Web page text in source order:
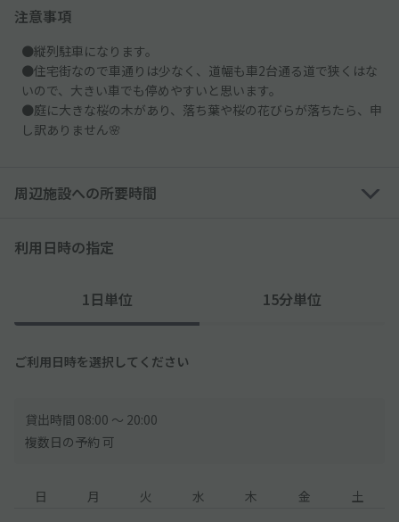
注意事項
●縦列駐車になります。
●住宅街なので車通りは少なく、道幅も車2台通る道で狭くはな
いので、大きい車でも停めやすいと思います。
●庭に大きな桜の木があり、落ち葉や桜の花びらが落ちたら、申
し訳ありません🌸
周辺施設への所要時間
利用日時の指定
1日単位 15分単位
ご利用日時を選択してください
貸出時間 08:00 〜 20:00
複数日の予約 可
日 月 火 水 木 金 土